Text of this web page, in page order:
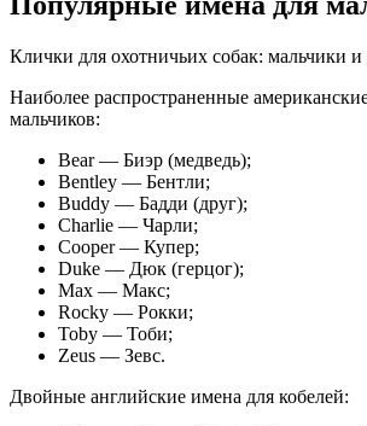
Клички для охотничьих собак: мальчики и
Наиболее распространенные
мальчиков:
Bear — Биэр (медведь);
Bentley — Бентли;
Buddy — Бадди (друг);
Charlie — Чарли;
Cooper — Купер;
Duke — Дюк (герцог);
Max — Макс;
Rocky — Рокки;
Toby — Тоби;
Zeus — Зевс.
Двойные английские имена для кобелей: